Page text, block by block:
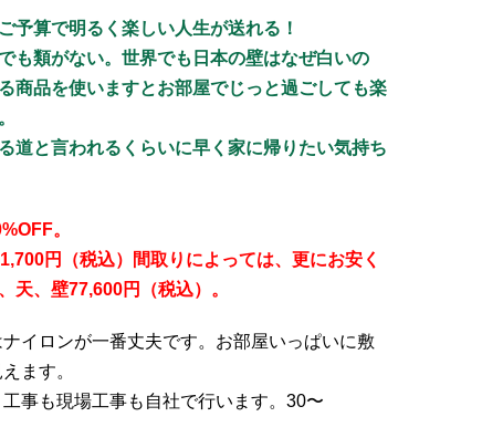
予算で明るく楽しい人生が送れる！
も類がない。世界でも日本の壁はなぜ白いの
商品を使いますとお部屋でじっと過ごしても楽
道と言われるくらいに早く家に帰りたい気持ち
。
円（税込）間取りによっては、更にお安く
天、壁77,600円（税込）。
イロンが一番丈夫です。お部屋いっぱいに敷
ます。
事も現場工事も自社で行います。30〜